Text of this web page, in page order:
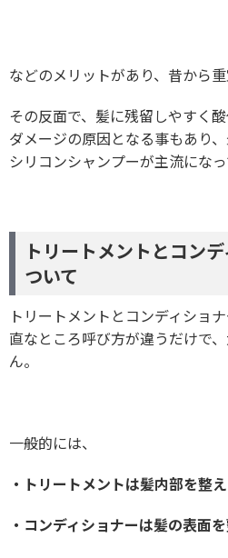
などのメリットがあり、昔から重
その反面で、髪に残留しやすく
ダメージの原因となる事もあり
シリコンシャンプーが主流になっ
トリートメントとコン
ついて
トリートメントとコンディショ
直なところ呼び方が違うだけで
ん。
一般的には、
・トリートメントは髪内部を整
・コンディショナーは髪の表面